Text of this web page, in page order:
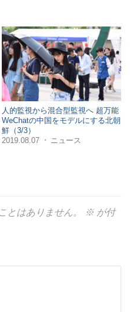
人的監視から混合型監視へ 超万能
WeChatの中国をモデルにする北朝
鮮（3/3）
2019.08.07
・ ニュース
とはありません。 ※ が付